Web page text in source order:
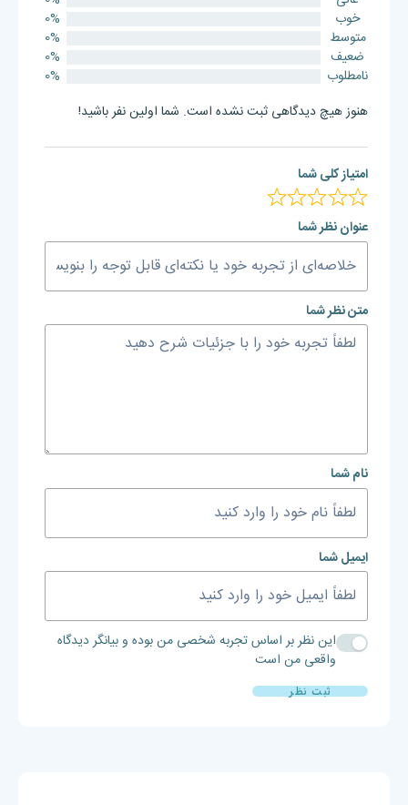
خوب
0%
متوسط
0%
ضعیف
0%
نامطلوب
0%
هنوز هیچ دیدگاهی ثبت نشده است. شما اولین نفر باشید!
امتیاز کلی شما
عنوان نظر شما
متن نظر شما
نام شما
ایمیل شما
این نظر بر اساس تجربه شخصی من بوده و بیانگر دیدگاه
واقعی من است
ثبت نظر